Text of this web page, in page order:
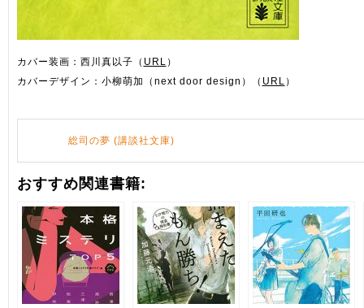
カバー装画：西川真以子（ URL ）
カバーデザイン：小柳萌加（next door design）（ URL ）
総司の夢 (講談社文庫)
おすすめ関連書籍: